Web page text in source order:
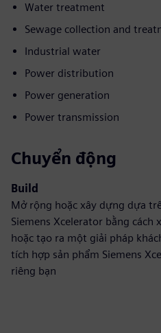
Water treatment
Sewage collection and
Industrial water
Power distribution
Power generation
Power transmission
Chuyển động
Build
Mở rộng hoặc xây dựng dựa
Siemens Xcelerator bằng
hoặc tạo ra một giải pháp
tích hợp sản phẩm Siemens
riêng bạn